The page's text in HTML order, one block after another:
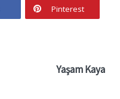
Pinterest
Yaşam Kaya